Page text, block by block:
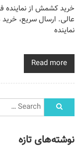
خرید کشمش از نماینده
عالی. ارسال سریع، خرید
نماینده
Read more
نوشته‌های تازه